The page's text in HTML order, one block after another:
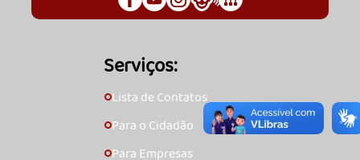
Serviços:
🞇Lista de Contatos
🞇Para o Cidadão
🞇Para Empresas